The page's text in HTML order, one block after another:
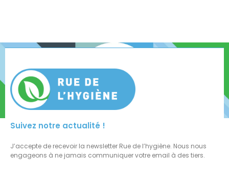
Suivez notre actualité !
J’accepte de recevoir la newsletter Rue de l’hygiène. Nous nous
engageons à ne jamais communiquer votre email à des tiers.